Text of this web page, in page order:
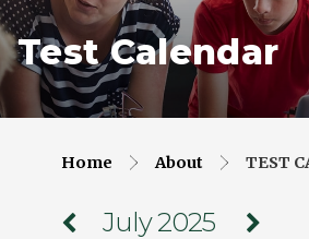
Test Calendar
Home About TEST
July 2025